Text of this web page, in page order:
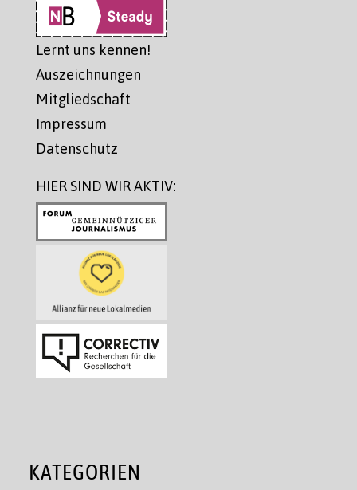
Lernt uns kennen!
Auszeichnungen
Mitgliedschaft
Impressum
Datenschutz
HIER SIND WIR AKTIV:
KATEGORIEN